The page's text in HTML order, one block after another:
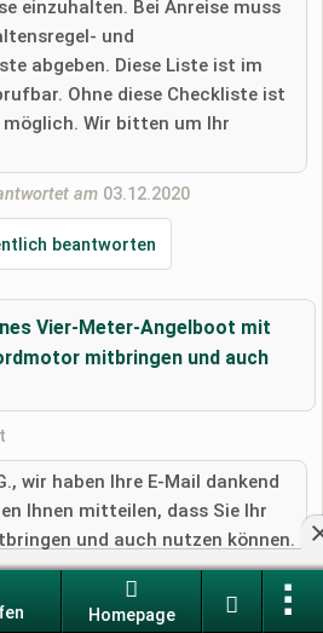
einzuhalten. Bei Anreise muss
und
abgeben. Diese Liste ist im
Ohne diese Checkliste ist
möglich. Wir bitten um Ihr
am 03.12.2020
beantworten
Vier-Meter-Angelboot mit
mitbringen und auch
wir haben Ihre E-Mail dankend
Ihnen mitteilen, dass Sie Ihr
und auch nutzen können.
i.A. der Campingplatzleitung
Homepage